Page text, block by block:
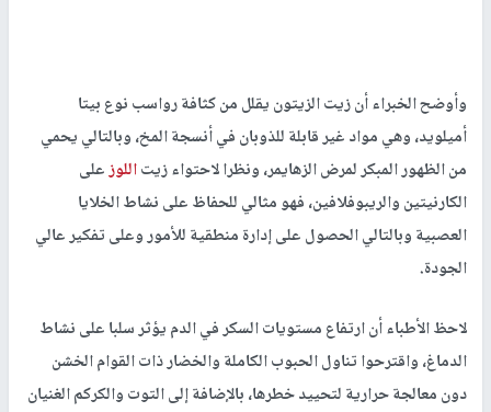
وأوضح الخبراء أن زيت الزيتون يقلل من كثافة رواسب نوع بيتا
أميلويد، وهي مواد غير قابلة للذوبان في أنسجة المخ، وبالتالي يحمي
من الظهور المبكر لمرض الزهايمر، ونظرا لاحتواء زيتاللوزعلى
الكارنيتين والريبوفلافين، فهو مثالي للحفاظ على نشاط الخلايا
العصبية وبالتالي الحصول على إدارة منطقية للأمور وعلى تفكير عالي
الجودة.
لاحظ الأطباء أن ارتفاع مستويات السكر في الدم يؤثر سلبا على نشاط
الدماغ، واقترحوا تناول الحبوب الكاملة والخضار ذات القوام الخشن
دون معالجة حرارية لتحييد خطرها، بالإضافة إلى التوت والكركم الغنيان